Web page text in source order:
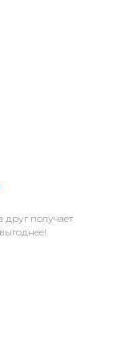
получает